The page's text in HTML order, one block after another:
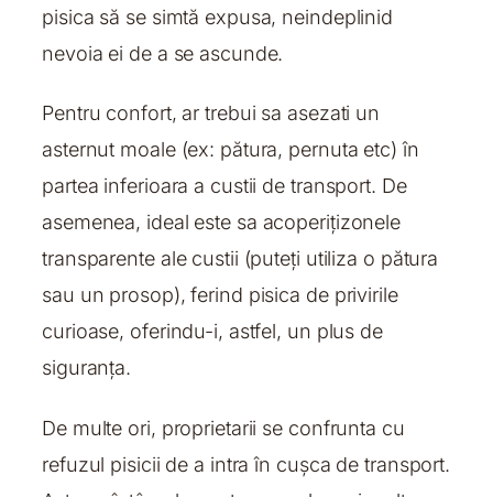
pisica să se simtă expusa, neindeplinid
nevoia ei de a se ascunde.
Pentru confort, ar trebui sa asezati un
asternut moale (ex: pătura, pernuta etc) în
partea inferioara a custii de transport. De
asemenea, ideal este sa acoperițizonele
transparente ale custii (puteți utiliza o pătura
sau un prosop), ferind pisica de privirile
curioase, oferindu-i, astfel, un plus de
siguranța.
De multe ori, proprietarii se confrunta cu
refuzul pisicii de a intra în cușca de transport.